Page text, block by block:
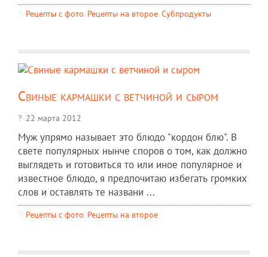
Рецепты c фото, Рецепты на второе, Субпродукты
Свиные кармашки с ветчиной и сыром
22 марта 2012
Муж упрямо называет это блюдо "кордон блю". В
свете популярных нынче споров о том, как должно
выглядеть и готовиться то или иное популярное и
известное блюдо, я предпочитаю избегать громких
слов и оставлять те названи ...
Рецепты c фото, Рецепты на второе